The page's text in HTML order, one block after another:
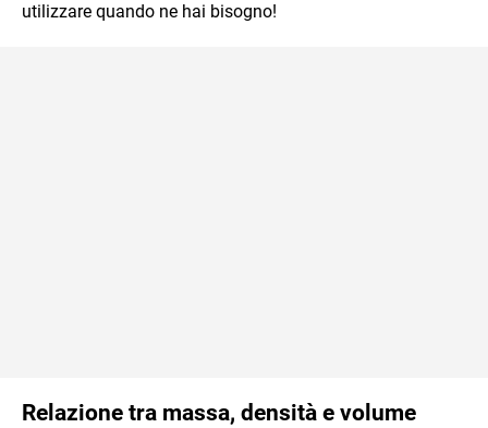
utilizzare quando ne hai bisogno!
Relazione tra massa, densità e volume